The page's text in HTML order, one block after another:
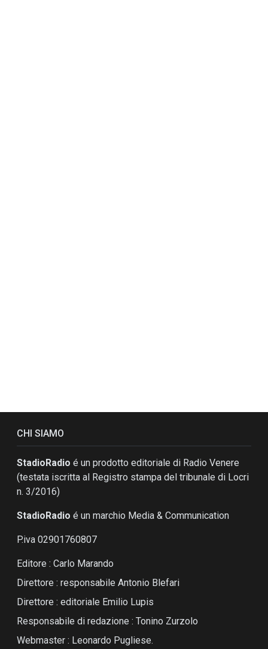
CHI SIAMO
StadioRadio é un prodotto editoriale di Radio Venere
(testata iscritta al Registro stampa del tribunale di Locri
n. 3/2016)
StadioRadio é un marchio Media & Communication
P.iva 02901760807
Editore : Carlo Marando
Direttore : responsabile Antonio Blefari
Direttore : editoriale Emilio Lupis
Responsabile di redazione : Tonino Zurzolo
Webmaster : Leonardo Pugliese.